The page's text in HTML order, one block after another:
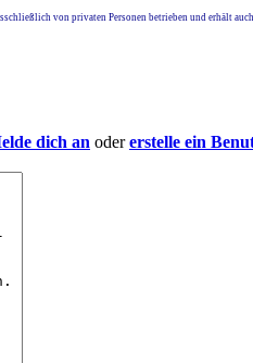
von privaten Personen betrieben und erhält
dich an odererstelle ein